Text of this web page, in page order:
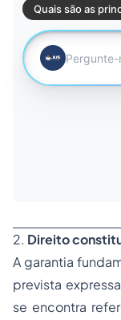
2. Direito
A garantia
prevista
se encontra